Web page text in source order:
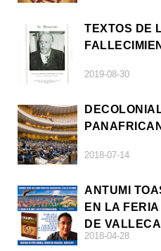
TEXTOS DE
2019-08-30
2018-07-14
ANTUMI
EN LA
DE
2018-04-28